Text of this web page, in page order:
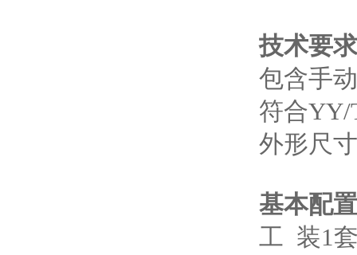
技术要
包含手
符合YY/
外形尺
基本配
工 装1